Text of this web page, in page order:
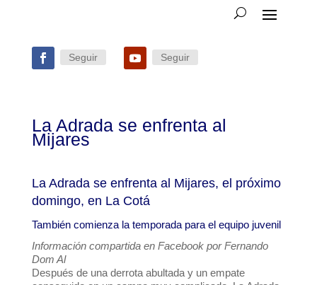
Seguir Seguir
La Adrada se enfrenta al
Mijares
La Adrada se enfrenta al Mijares, el próximo
domingo, en La Cotá
También comienza la temporada para el equipo juvenil
Información compartida en Facebook por Fernando
Dom Al
Después de una derrota abultada y un empate